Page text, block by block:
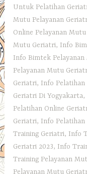
Untuk Pelatihan
Mutu Pelayanan
Online Pelayanan
Mutu Geriatri, Info
Info Bimtek
Pelayanan Mutu
Geriatri, Info Pelatihan
Geriatri Di Yogyakarta,
Pelatihan Online
Geriatri, Info Pelatihan
Training Geriatri, Info
Geriatri 2023, Info
Training Pelayanan
Pelayanan Mutu